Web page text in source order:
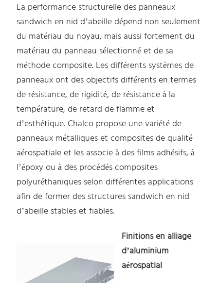
La performance structurelle des panneaux
sandwich en nid d’abeille dépend non seulement
du matériau du noyau, mais aussi fortement du
matériau du panneau sélectionné et de sa
méthode composite. Les différents systèmes de
panneaux ont des objectifs différents en termes
de résistance, de rigidité, de résistance à la
température, de retard de flamme et
d’esthétique. Chalco propose une variété de
panneaux métalliques et composites de qualité
aérospatiale et les associe à des films adhésifs, à
l’époxy ou à des procédés composites
polyuréthaniques selon différentes applications
afin de former des structures sandwich en nid
d’abeille stables et fiables.
Finitions en alliage
d’aluminium
aérospatial